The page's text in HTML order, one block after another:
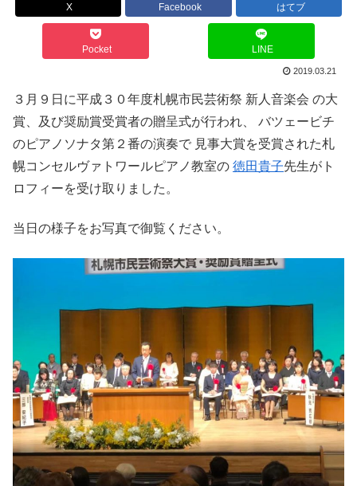
X Facebook はてブ
Pocket LINE
2019.03.21
３月９日に平成３０年度札幌市民芸術祭 新人音楽会 の大
賞、及び奨励賞受賞者の贈呈式が行われ、 バツェービチ
のピアノソナタ第２番の演奏で 見事大賞を受賞された札
幌コンセルヴァトワールピアノ教室の 徳田貴子先生がト
ロフィーを受け取りました。
当日の様子をお写真で御覧ください。